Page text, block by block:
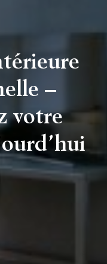
–
votre